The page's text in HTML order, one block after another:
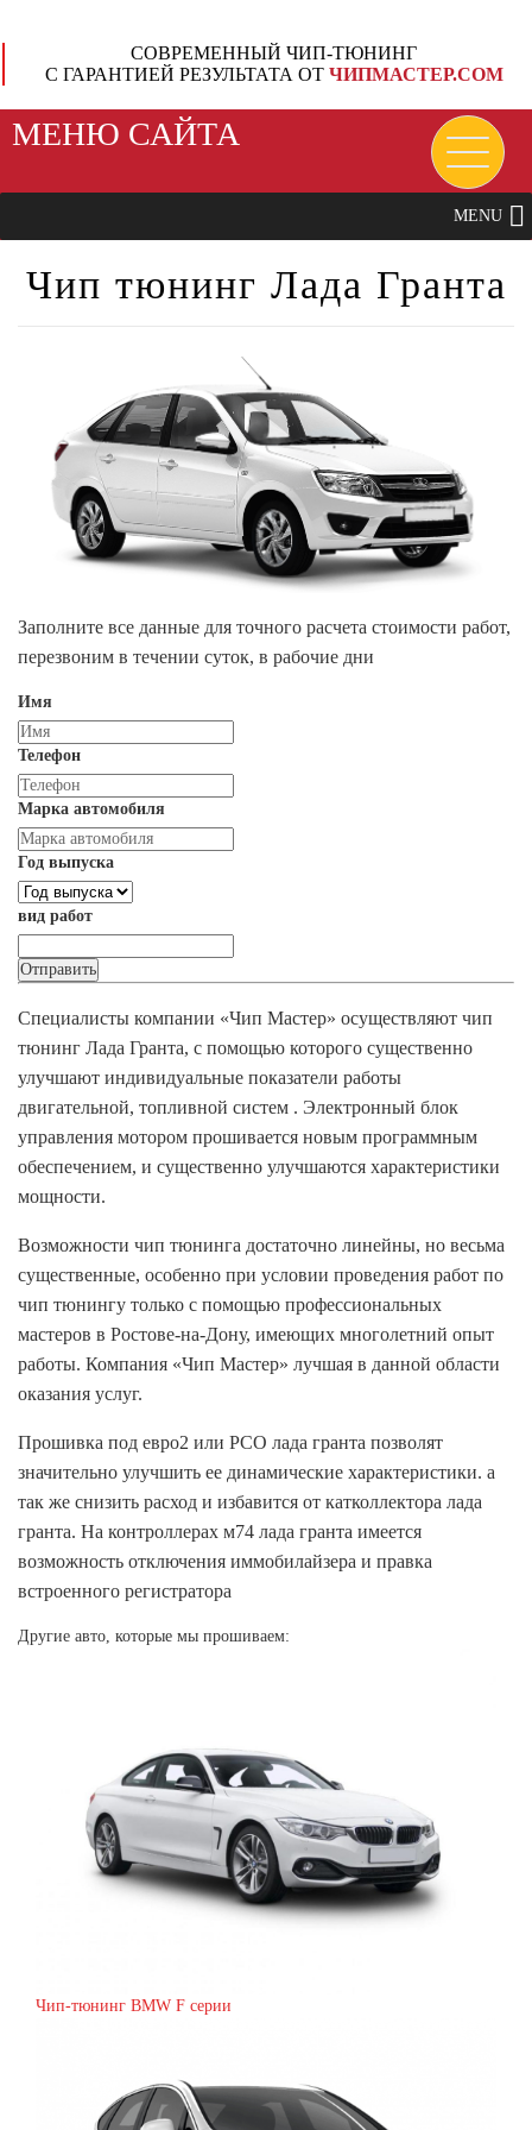
СОВРЕМЕННЫЙ ЧИП-ТЮНИНГ
С ГАРАНТИЕЙ РЕЗУЛЬТАТА ОТ ЧИПМАСТЕР.СОМ
MENU
МЕНЮ САЙТА
Чип тюнинг Лада Гранта
Заполните все данные для точного расчета стоимости работ,
перезвоним в течении суток, в рабочие дни
Имя
Телефон
Марка автомобиля
Год выпуска
вид работ
Специалисты компании «Чип Мастер» осуществляют чип
тюнинг Лада Гранта, с помощью которого существенно
улучшают индивидуальные показатели работы
двигательной, топливной систем . Электронный блок
управления мотором прошивается новым программным
обеспечением, и существенно улучшаются характеристики
мощности.
Возможности чип тюнинга достаточно линейны, но весьма
существенные, особенно при условии проведения работ по
чип тюнингу только с помощью профессиональных
мастеров в Ростове-на-Дону, имеющих многолетний опыт
работы. Компания «Чип Мастер» лучшая в данной области
оказания услуг.
Прошивка под евро2 или РСО лада гранта позволят
значительно улучшить ее динамические характеристики. а
так же снизить расход и избавится от катколлектора лада
гранта. На контроллерах м74 лада гранта имеется
возможность отключения иммобилайзера и правка
встроенного регистратора
Другие авто, которые мы прошиваем:
Чип-тюнинг BMW F серии